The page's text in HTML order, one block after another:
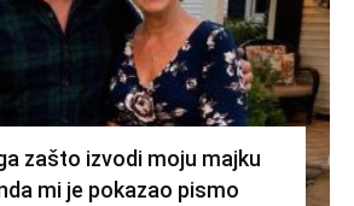
zašto izvodi moju majku
mi je pokazao pismo